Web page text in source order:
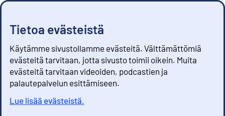
Tietoa evästeistä
Käytämme sivustollamme evästeitä. Välttämättömiä
evästeitä tarvitaan, jotta sivusto toimii oikein. Muita
evästeitä tarvitaan videoiden, podcastien ja
palautepalvelun esittämiseen.
Lue lisää evästeistä.